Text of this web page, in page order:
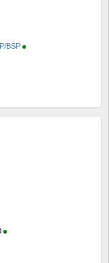
BSP